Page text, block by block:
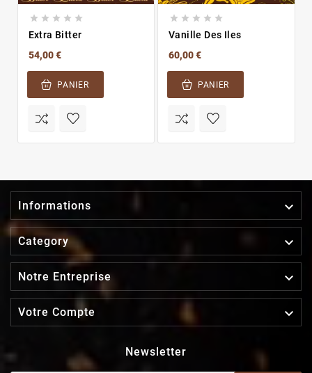
    
Extra Bitter
54,00 €
PANIER
    
Vanille Des Iles
60,00 €
PANIER
Informations 
Category 
Notre Entreprise 
Votre Compte 
Newsletter